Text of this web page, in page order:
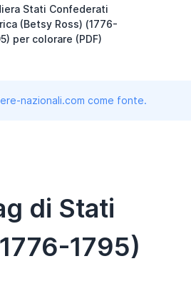
Stati Confederati
(Betsy Ross) (1776-
per colorare (PDF)
nazionali.com come fonte.
di Stati
1795)